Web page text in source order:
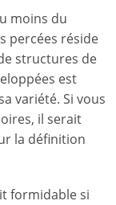
moins du
percées réside
structures de
est
variété. Si vous
il serait
la définition
formidable si